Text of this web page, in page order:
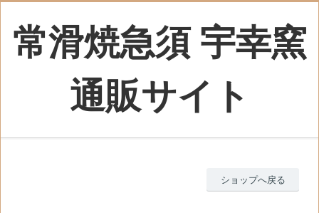
常滑焼急須 宇幸窯
通販サイト
ショップへ戻る